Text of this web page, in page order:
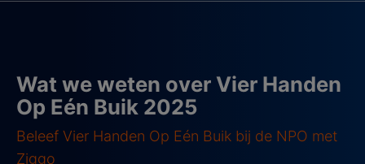
Wat we weten over Vier Handen
Op Eén Buik 2025
Beleef Vier Handen Op Eén Buik bij de NPO met
Ziggo